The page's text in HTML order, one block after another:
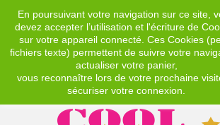
En poursuivant votre navigation sur ce site,
devez accepter l’utilisation et l'écriture de
sur votre appareil connecté. Ces Cookies
fichiers texte) permettent de suivre votre
actualiser votre panier,
vous reconnaître lors de votre prochaine
sécuriser votre connexion.
EUR